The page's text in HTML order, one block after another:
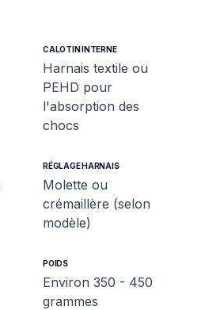
CALOTIN INTERNE
Harnais textile ou
PEHD pour
l'absorption des
chocs
RÉGLAGE HARNAIS
Molette ou
crémaillère (selon
modèle)
POIDS
Environ 350 - 450
grammes